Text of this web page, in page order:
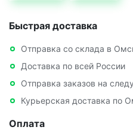
Быстрая доставка
Отправка со склада в
Доставка по всей России
Отправка заказов на
Курьерская доставка по
Оплата